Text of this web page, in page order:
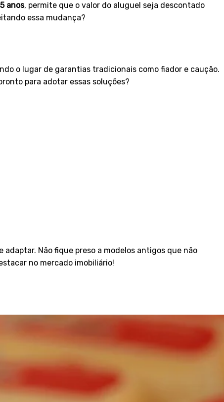
anos, permite que o valor do aluguel seja descontado
essa mudança?
o lugar de garantias tradicionais como fiador e caução.
para adotar essas soluções?
Não fique preso a modelos antigos que não
no mercado imobiliário!